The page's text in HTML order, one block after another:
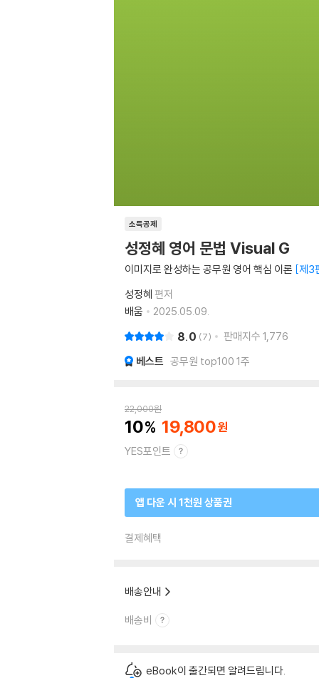
소득공제
성정혜 영어 문법 Visual G
이미지로 완성하는 공무원 영어 핵심 이론 제3
성정혜 편저
배움
2025.05.09.
8.0 7 판매지수 1,776
베스트 공무원 top100 1주
22,000원
10 19,800
YES포인트
앱 다운 시 1천원 상품권
결제혜택
배송안내
배송비
eBook이 출간되면 알려드립니다.